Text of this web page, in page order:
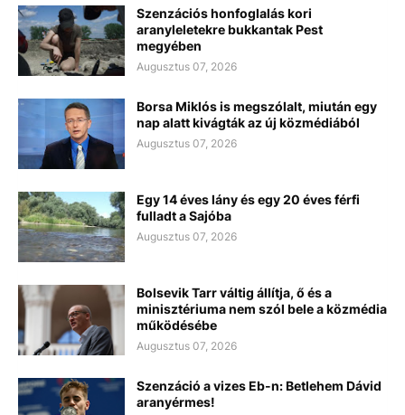
Szenzációs honfoglalás kori
aranyleletekre bukkantak Pest
megyében
Augusztus 07, 2026
Borsa Miklós is megszólalt, miután egy
nap alatt kivágták az új közmédiából
Augusztus 07, 2026
Egy 14 éves lány és egy 20 éves férfi
fulladt a Sajóba
Augusztus 07, 2026
Bolsevik Tarr váltig állítja, ő és a
minisztériuma nem szól bele a közmédia
működésébe
Augusztus 07, 2026
Szenzáció a vizes Eb-n: Betlehem Dávid
aranyérmes!